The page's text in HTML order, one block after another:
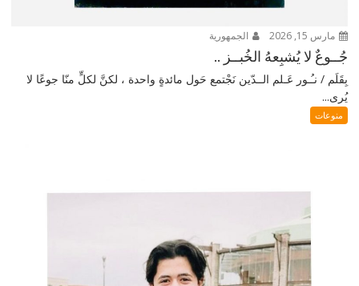
مارس 15, 2026 الجمهورية
جُــوعٌ لا يُشبِعهُ الخُبــز ..
بِقَلَم / نـُـور عَـلم الــدّين نَجْتمع حَول مائدةٍ واحدة ، لكنَّ لكلٍّ منّا جوعًا لا
يُرى...
منوعات